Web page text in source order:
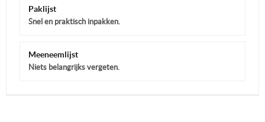
Paklijst
Snel en praktisch inpakken.
Meeneemlijst
Niets belangrijks vergeten.